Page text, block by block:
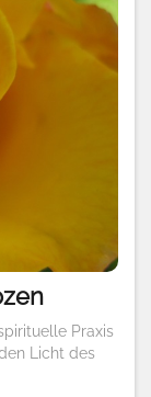
Praxis
Licht des